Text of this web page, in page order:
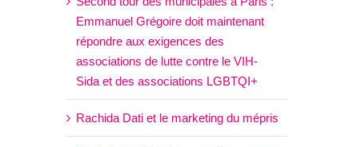
Emmanuel Grégoire doit maintenant
répondre aux exigences des
associations de lutte contre le VIH-
Sida et des associations LGBTQI+
Rachida Dati et le marketing du mépris